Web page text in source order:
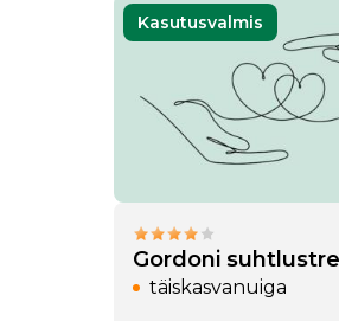
Kasutusvalmis
Gordoni
täiskasvanuiga